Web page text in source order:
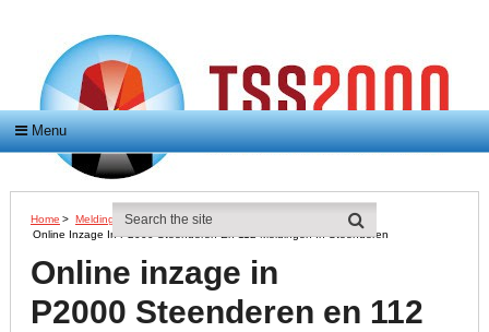
Menu
Home > Meldingen >
Online Inzage In P2000 Steenderen En 112 Meldingen In Steenderen
Online inzage in
P2000 Steenderen en 112